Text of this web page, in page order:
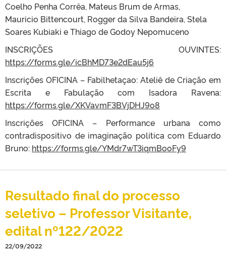
Coelho Penha Corrêa, Mateus Brum de Armas,
Mauricio Bittencourt, Rogger da Silva Bandeira, Stela
Soares Kubiaki e Thiago de Godoy Nepomuceno
INSCRIÇÕES OUVINTES:
https://forms.gle/icBhMD73e2dEau5j6
Inscrições OFICINA – Fabilhetaçao: Ateliê de Criação em
Escrita e Fabulação com Isadora Ravena:
https://forms.gle/XKVavmF3BVjDHJ9o8
Inscrições OFICINA – Performance urbana como
contradispositivo de imaginação política com Eduardo
Bruno: https://forms.gle/YMdr7wT3iqmBooFy9
Resultado final do processo
seletivo – Professor Visitante,
edital nº122/2022
22/09/2022